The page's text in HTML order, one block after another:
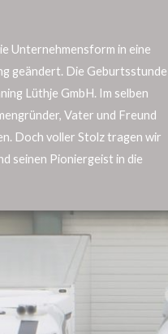
Unternehmensform in eine
geändert. Die Geburtsstunde
Lüthje GmbH. Im selben
Vater und Freund
Doch voller Stolz tragen wir
seinen Pioniergeist in die